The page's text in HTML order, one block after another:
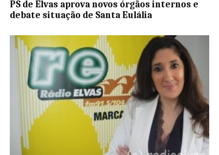
PS de Elvas aprova novos órgãos internos e
debate situação de Santa Eulália